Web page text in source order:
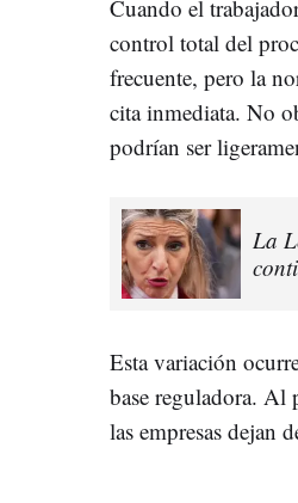
Cuando el
control total del
frecuente, pero la
cita inmediata. No
podrían ser
La
Esta variación
base reguladora. Al
las empresas dejan